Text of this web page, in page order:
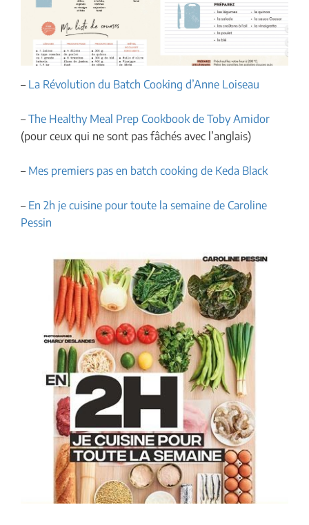
– La Révolution du Batch Cooking d’Anne Loiseau
–The Healthy Meal Prep Cookbook de Toby Amidor
(pour ceux qui ne sont pas fâchés avec l’anglais)
– Mes premiers pas en batch cooking de Keda Black
– En 2h je cuisine pour toute la semaine de Caroline
Pessin